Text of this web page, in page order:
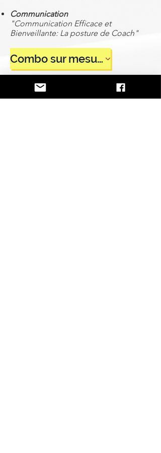
Communication
"Communication Efficace et
Bienveillante: La posture de Coach"
Combo sur mesure
afin de dresser ensemble la liste de vos
intentions et besoins